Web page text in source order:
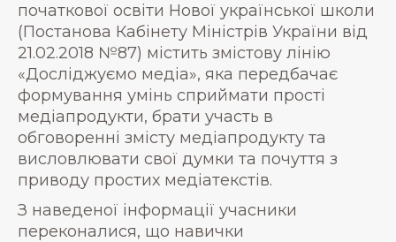
початкової освіти Нової української школи
(Постанова Кабінету Міністрів України від
21.02.2018 №87) містить змістову лінію
«Досліджуємо медіа», яка передбачає
формування умінь сприймати прості
медіапродукти, брати участь в
обговоренні змісту медіапродукту та
висловлювати свої думки та почуття з
приводу простих медіатекстів.
З наведеної інформації учасники
переконалися, що навички